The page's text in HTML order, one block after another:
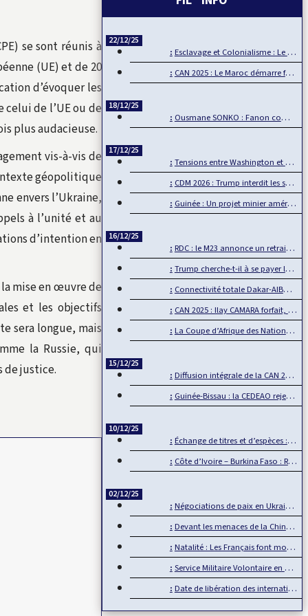
se sont réunis à
(UE) et de 20
d’évoquer les
de l’UE ou de
plus audacieuse.
vis-à-vis de
géopolitique
envers l’Ukraine,
à l’unité et au
d’intention en
mise en œuvre de
et les objectifs
sera longue, mais
la Russie, qui
de justice.
22/12/25
Esclavage et Colonialisme : Le Ghana, porte-voix pour…
CAN 2025 : Le Maroc démarre fort sa CAN
18/12/25
Ousmane SONKO : Fanon comme boussole de la souveraineté…
17/12/25
Tensions entre Washington et Pretoria sur fond de…
CDM 2026 : Trump interdit les supporters sénégalais…
Guinée : Un projet minier américain défie l’influence chinoise
16/12/25
RDC : le M23 annonce un retrait d’Uvira, mais…
Trump cherche-t-il à se payer la tête de la BBC ?
Connectivité totale Dakar-AIBD avec le TER : L’APIX annonce…
CAN 2025 : Ilay CAMARA forfait, Mamadou Lamine CAMARA…
La Coupe d’Afrique des Nations, un événement de plus en plus…
15/12/25
Diffusion intégrale de la CAN 2025 par Sportdigital Fußball, le…
Guinée-Bissau : la CEDEAO rejette la transition militaire
10/12/25
Échange de titres et d’espèces : L’UMOA comble son retard
Côte d’Ivoire – Burkina Faso : Reprise du dialogue
02/12/25
Négociations de paix en Ukraine : L’Europe mise de côté
Devant les menaces de la Chine, Taïwan joue la carte de…
Natalité : Les Français font moins d’enfants
Service Militaire Volontaire en France : Des nouveautés en 2025
Date de libération des internationaux pour la CAN 2025 : Rumeur ou…